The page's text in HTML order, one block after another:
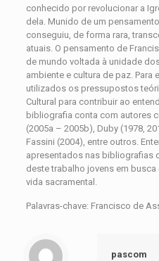
conhecido por revolucionar a
dela. Munido de um
conseguiu, de forma rara,
atuais. O pensamento de
de mundo voltada à unidade
ambiente e cultura de paz.
utilizados os pressupostos
Cultural para contribuir ao
bibliografia conta com autores
(2005a – 2005b), Duby (1978,
Fassini (2004), entre outros.
apresentados nas bibliografias
deste trabalho jovens em
vida sacramental.
Palavras-chave: Francisco de
pascom